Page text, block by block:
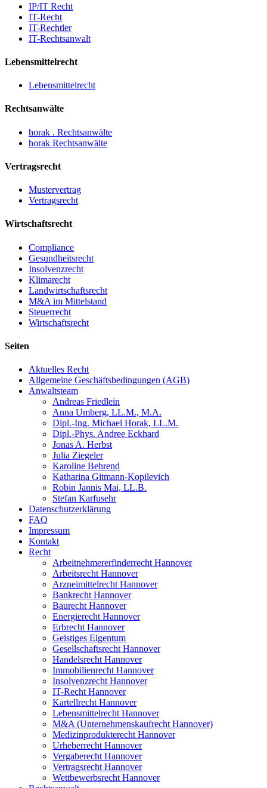
IP/IT Recht
IT-Recht
IT-Rechtler
IT-Rechtsanwalt
Lebensmittelrecht
Lebensmittelrecht
Rechtsanwälte
horak . Rechtsanwälte
horak Rechtsanwälte
Vertragsrecht
Mustervertrag
Vertragsrecht
Wirtschaftsrecht
Compliance
Gesundheitsrecht
Insolvenzrecht
Klimarecht
Landwirtschaftsrecht
M&A im Mittelstand
Steuerrecht
Wirtschaftsrecht
Seiten
Aktuelles Recht
Allgemeine Geschäftsbedingungen (AGB)
Anwaltsteam
Andreas Friedlein
Anna Umberg, LL.M., M.A.
Dipl.-Ing. Michael Horak, LL.M.
Dipl.-Phys. Andree Eckhard
Jonas A. Herbst
Julia Ziegeler
Karoline Behrend
Katharina Gitmann-Kopilevich
Robin Jannis Mai, LL.B.
Stefan Karfusehr
Datenschutzerklärung
FAQ
Impressum
Kontakt
Recht
Arbeitnehmererfinderrecht Hannover
Arbeitsrecht Hannover
Arzneimittelrecht Hannover
Bankrecht Hannover
Baurecht Hannover
Energierecht Hannover
Erbrecht Hannover
Geistiges Eigentum
Gesellschaftsrecht Hannover
Handelsrecht Hannover
Immobilienrecht Hannover
Insolvenzrecht Hannover
IT-Recht Hannover
Kartellrecht Hannover
Lebensmittelrecht Hannover
M&A (Unternehmenskaufrecht Hannover)
Medizinprodukterecht Hannover
Urheberrecht Hannover
Vergaberecht Hannover
Vertragsrecht Hannover
Wettbewerbsrecht Hannover